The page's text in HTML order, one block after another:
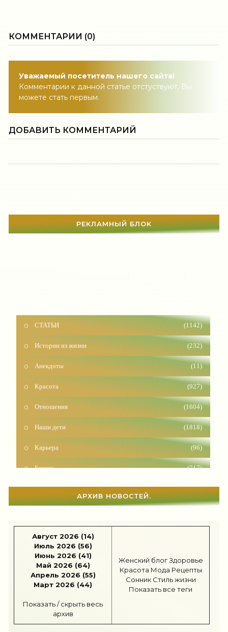
КОММЕНТАРИИ (0)
Уважаемый посетитель нашего сайта!
Комментарии к данной статье отстуствуют, Вы
можете стать первым.
ДОБАВИТЬ КОММЕНТАРИЙ
РЕКЛАМНЫЙ БЛОК
СТАТЬИ (1142)
Истории из жизни (232)
(11)
(927)
(1604)
(1818)
(96)
(717)
Шоппинг (47)
Отдых
Здоровье (1536)
Гороскоп (56)
Тесты онлайн
Дом (298)
АРХИВ НОВОСТЕЙ.
Август 2026 (14)
Июль 2026 (56)
Июнь 2026 (41)
Май 2026 (64)
Апрель 2026 (55)
Март 2026 (44)
Показать / скрыть весь
архив
Женский блог Здоровье
Красота Мода Рецепты
Сонник Стиль жизни
Показать все теги